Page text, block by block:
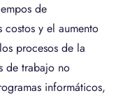
de
y el aumento
procesos de la
de trabajo no
informáticos,